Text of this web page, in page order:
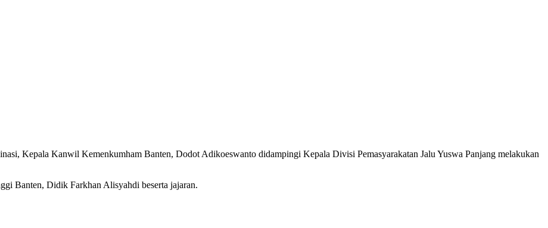
Kepala Kanwil Kemenkumham Banten, Dodot Adikoeswanto didampingi Kepala Divisi Pemasyarakatan Jalu Yuswa Panjang melakukan
Banten, Didik Farkhan Alisyahdi beserta jajaran.